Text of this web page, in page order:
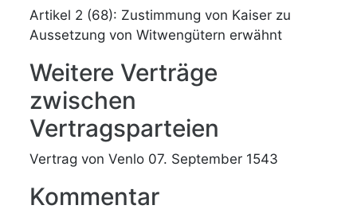
Artikel 2 (68): Zustimmung von Kaiser zu
Aussetzung von Witwengütern erwähnt
Weitere Verträge
zwischen
Vertragsparteien
Vertrag von Venlo 07. September 1543
Kommentar